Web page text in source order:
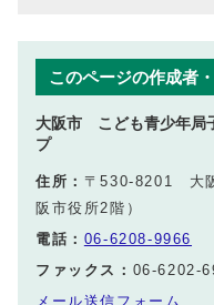
このページの作成者
大阪市 こども青少年局
プ
住所： 〒530-8201 大
阪市役所2階）
電話： 06-6208-9966
ファックス： 06-6202-
メール送信フォーム